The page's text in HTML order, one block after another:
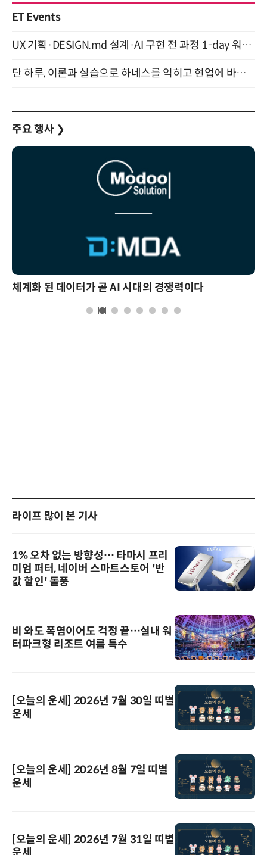
ET Events
UX 기획·DESIGN.md 설계·AI 구현 전 과정 1-day 워크숍 with Claude Code·Codex 9월 15일 개최
단 하루, 이론과 실습으로 하네스를 익히고 현업에 바로 쓰는 핸즈온 워크숍 (8/20)
주요 행사 ❯
체계화 된 데이터가 곧 AI 시대의 경쟁력이다
라이프 많이 본 기사
1% 오차 없는 방향성… 타마시 프리
미엄 퍼터, 네이버 스마트스토어 '반
값 할인' 돌풍
비 와도 폭염이어도 걱정 끝…실내 워
터파크형 리조트 여름 특수
[오늘의 운세] 2026년 7월 30일 띠별
운세
[오늘의 운세] 2026년 8월 7일 띠별
운세
[오늘의 운세] 2026년 7월 31일 띠별